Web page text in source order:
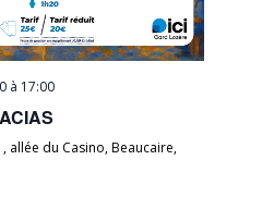
à 17:00
allée du Casino, Beaucaire,